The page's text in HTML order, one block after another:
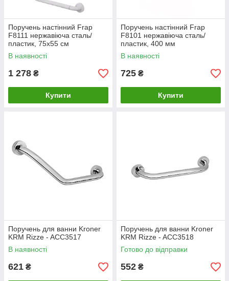
Поручень настінний Frap
F8111 нержавіюча сталь/
пластик, 75x55 см
В наявності
1 278 ₴
Купити
Поручень настінний Frap
F8101 нержавіюча сталь/
пластик, 400 мм
В наявності
725 ₴
Купити
Поручень для ванни Kroner
KRM Rizze - ACC3517
В наявності
621 ₴
Поручень для ванни Kroner
KRM Rizze - ACC3518
Готово до відправки
552 ₴